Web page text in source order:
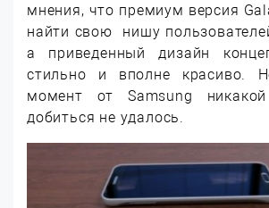
мнения, что премиум версия
найти свою нишу
а приведенный дизайн
стильно и вполне красиво.
момент от Samsung
добиться не удалось.